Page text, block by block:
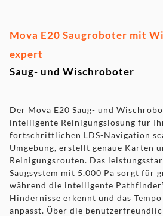
Mova E20 Saugroboter mit
expert
Saug- und Wischroboter
Der Mova E20 Saug- und
intelligente Reinigungslösung für
fortschrittlichen LDS-Navigation
Umgebung, erstellt genaue Karten
Reinigungsrouten. Das
Saugsystem mit 5.000 Pa sorgt für
während die intelligente
Hindernisse erkennt und das
anpasst. Über die